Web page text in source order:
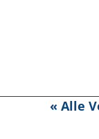
« Alle